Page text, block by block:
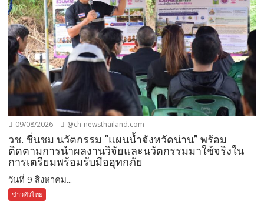
09/08/2026 @ch-newsthailand.com
วช. ชื่นชม นวัตกรรม “แผนน้ำจังหวัดน่าน” พร้อม
ติดตามการนำผลงานวิจัยและนวัตกรรมมาใช้จริงใน
การเตรียมพร้อมรับมืออุทกภัย
วันที่ 9 สิงหาคม...
ข่าวทั่วไทย